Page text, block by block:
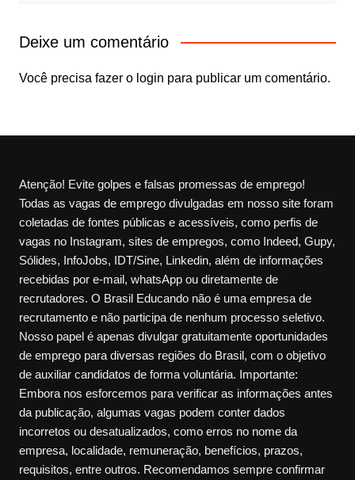
Deixe um comentário
Você precisa fazer o login para publicar um comentário.
Atenção! Evite golpes e falsas promessas de emprego!
Todas as vagas de emprego divulgadas em nosso site foram
coletadas de fontes públicas e acessíveis, como perfis de
vagas no Instagram, sites de empregos, como Indeed, Gupy,
Sólides, InfoJobs, IDT/Sine, Linkedin, além de informações
recebidas por e-mail, whatsApp ou diretamente de
recrutadores. O Brasil Educando não é uma empresa de
recrutamento e não participa de nenhum processo seletivo.
Nosso papel é apenas divulgar gratuitamente oportunidades
de emprego para diversas regiões do Brasil, com o objetivo
de auxiliar candidatos de forma voluntária. Importante:
Embora nos esforcemos para verificar as informações antes
da publicação, algumas vagas podem conter dados
incorretos ou desatualizados, como erros no nome da
empresa, localidade, remuneração, benefícios, prazos,
requisitos, entre outros. Recomendamos sempre confirmar